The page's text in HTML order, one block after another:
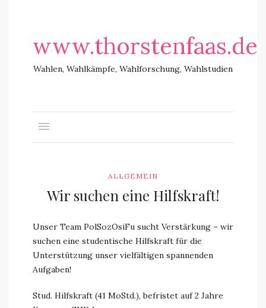
www.thorstenfaas.de
Wahlen, Wahlkämpfe, Wahlforschung, Wahlstudien
ALLGEMEIN
Wir suchen eine Hilfskraft!
Unser Team PolSozOsiFu sucht Verstärkung – wir
suchen eine studentische Hilfskraft für die
Unterstützung unser vielfältigen spannenden
Aufgaben!
Stud. Hilfskraft (41 MoStd.), befristet auf 2 Jahre